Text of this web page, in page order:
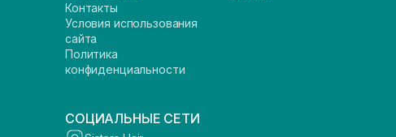
Контакты
Условия использования
сайта
Политика
конфиденциальности
СОЦИАЛЬНЫЕ СЕТИ